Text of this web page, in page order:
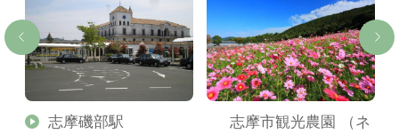
志摩磯部駅
志摩市観光農園 （ネ